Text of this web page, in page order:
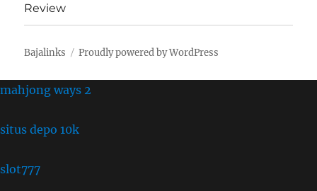
Review
Bajalinks Proudly powered by WordPress
mahjong ways 2
situs depo 10k
slot777